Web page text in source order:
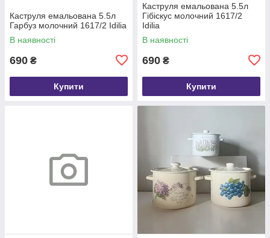
Каструля емальована 5.5л
Гарбуз молочний 1617/2 Idilia
В наявності
690 ₴
Купити
Каструля емальована 5.5л
Гібіскус молочний 1617/2
Idilia
В наявності
690 ₴
Купити